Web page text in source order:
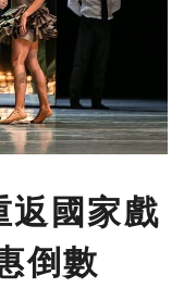
返國家戲
倒數